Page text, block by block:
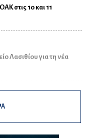
στις 10 και 11
Λασιθίου για τη νέα